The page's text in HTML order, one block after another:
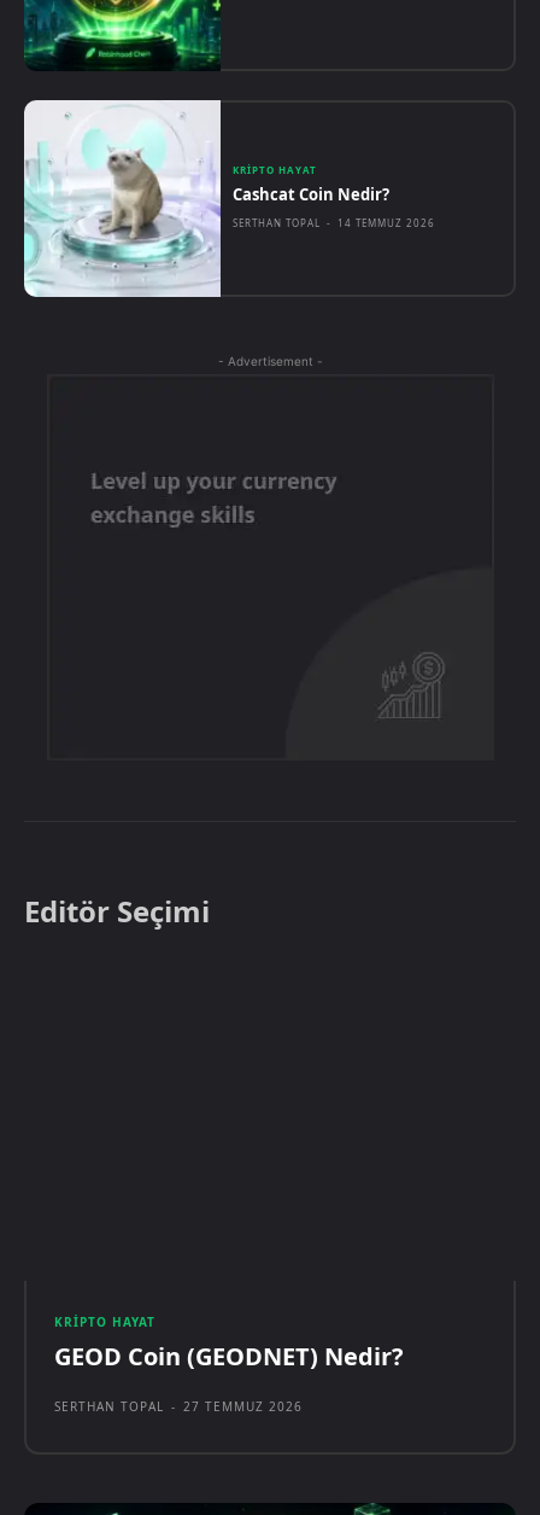
KRIPTO HAYAT
Cashcat Coin Nedir?
SERTHAN TOPAL - 14 TEMMUZ 2026
- Advertisement -
Editör Seçimi
KRIPTO HAYAT
GEOD Coin (GEODNET) Nedir?
SERTHAN TOPAL - 27 TEMMUZ 2026